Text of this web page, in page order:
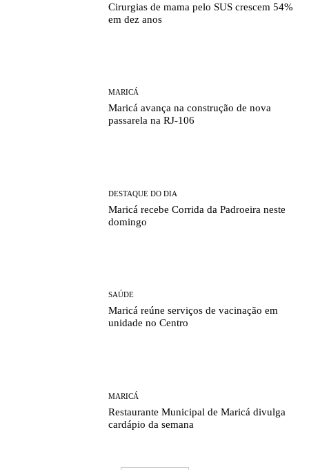
Cirurgias de mama pelo SUS crescem 54%
em dez anos
MARICÁ
Maricá avança na construção de nova
passarela na RJ-106
DESTAQUE DO DIA
Maricá recebe Corrida da Padroeira neste
domingo
SAÚDE
Maricá reúne serviços de vacinação em
unidade no Centro
MARICÁ
Restaurante Municipal de Maricá divulga
cardápio da semana